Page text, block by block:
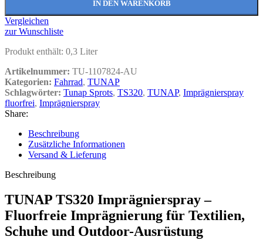
IN DEN WARENKORB
Vergleichen
zur Wunschliste
Produkt enthält: 0,3 Liter
Artikelnummer: TU-1107824-AU
Kategorien: Fahrrad, TUNAP
Schlagwörter: Tunap Sprots, TS320, TUNAP, Imprägnierspray
fluorfrei, Imprägnierspray
Share:
Beschreibung
Zusätzliche Informationen
Versand & Lieferung
Beschreibung
TUNAP TS320 Imprägnierspray –
Fluorfreie Imprägnierung für Textilien,
Schuhe und Outdoor-Ausrüstung